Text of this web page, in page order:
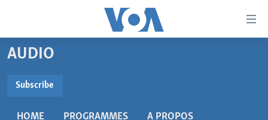
Menu
principal
navigation
MALI KURA
RADIO
AUDIO
Subscribe
HOME PROGRAMMES A PROPOS